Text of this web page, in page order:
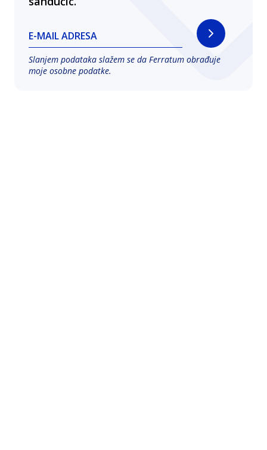
E-MAIL ADRESA
Slanjem podataka slažem se da Ferratum obrađuje
moje osobne podatke.